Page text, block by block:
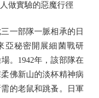
做實驗的惡魔行徑
一部隊一脈相承的日
亞秘密開展細菌戰研
。1942年，該部隊在
佛新山的淡杯精神病
的老鼠和跳蚤。日軍